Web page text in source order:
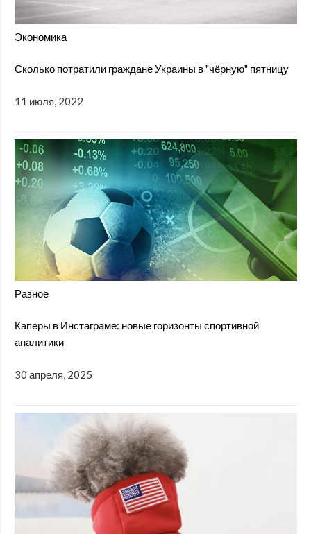
Экономика
Сколько потратили граждане Украины в "чёрную" пятницу
11 июля, 2022
Разное
Каперы в Инстаграме: новые горизонты спортивной
аналитики
30 апреля, 2025